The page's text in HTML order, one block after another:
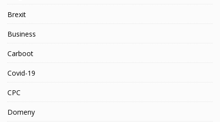
Brexit
Business
Carboot
Covid-19
CPC
Domeny